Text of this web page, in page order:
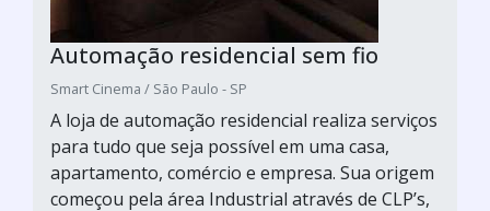
Automação residencial sem fio
Smart Cinema / São Paulo - SP
A loja de automação residencial realiza serviços
para tudo que seja possível em uma casa,
apartamento, comércio e empresa. Sua origem
começou pela área Industrial através de CLP’s,